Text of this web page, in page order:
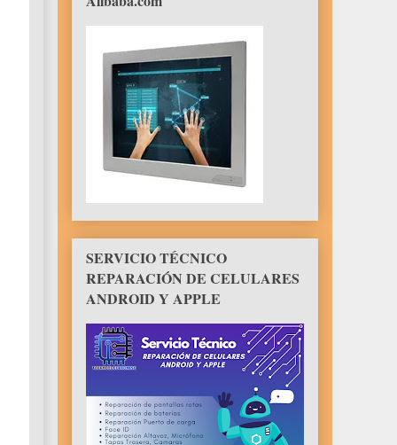
SERVICIO TÉCNICO
REPARACIÓN DE CELULARES
ANDROID Y APPLE